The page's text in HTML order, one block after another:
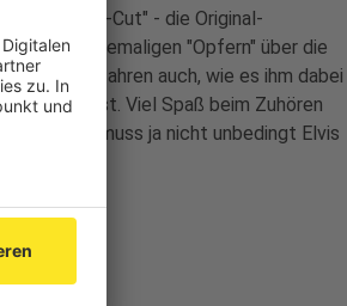
"Directors-Cut" - die Original-
und ehemaligen "Opfern" über die
Wir erfahren auch, wie es ihm dabei
ist. Viel Spaß beim Zuhören
Es muss ja nicht unbedingt Elvis